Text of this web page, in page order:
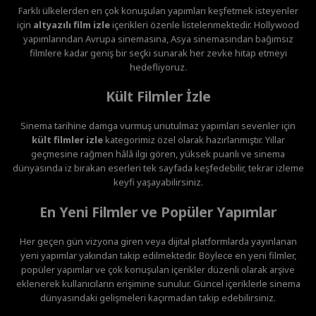
Farklı ülkelerden en çok konuşulan yapımları keşfetmek isteyenler
için altyazılı film izleiçerikleri özenle listelenmektedir. Hollywood
yapımlarından Avrupa sinemasına, Asya sinemasından bağımsız
filmlere kadar geniş bir seçki sunarak her zevke hitap etmeyi
hedefliyoruz.
Kült Filmler İzle
Sinema tarihine damga vurmuş unutulmaz yapımları sevenler için
kült filmler izlekategorimiz özel olarak hazırlanmıştır. Yıllar
geçmesine rağmen hâlâ ilgi gören, yüksek puanlı ve sinema
dünyasında iz bırakan eserleri tek sayfada keşfedebilir, tekrar izleme
keyfi yaşayabilirsiniz.
En Yeni Filmler ve Popüler Yapımlar
Her geçen gün vizyona giren veya dijital platformlarda yayınlanan
yeni yapımlar yakından takip edilmektedir. Böylece en yeni filmler,
popüler yapımlar ve çok konuşulan içerikler düzenli olarak arşive
eklenerek kullanıcıların erişimine sunulur. Güncel içeriklerle sinema
dünyasındaki gelişmeleri kaçırmadan takip edebilirsiniz.